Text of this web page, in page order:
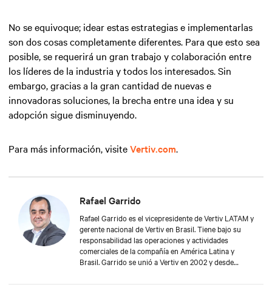
No se equivoque; idear estas estrategias e implementarlas
son dos cosas completamente diferentes. Para que esto sea
posible, se requerirá un gran trabajo y colaboración entre
los líderes de la industria y todos los interesados. Sin
embargo, gracias a la gran cantidad de nuevas e
innovadoras soluciones, la brecha entre una idea y su
adopción sigue disminuyendo.
Para más información, visiteVertiv.com.
Rafael Garrido
Rafael Garrido es el vicepresidente de Vertiv LATAM y
gerente nacional de Vertiv en Brasil. Tiene bajo su
responsabilidad las operaciones y actividades
comerciales de la compañía en América Latina y
Brasil. Garrido se unió a Vertiv en 2002 y desde
crecimiento sostenible de la compañía. Este logro se